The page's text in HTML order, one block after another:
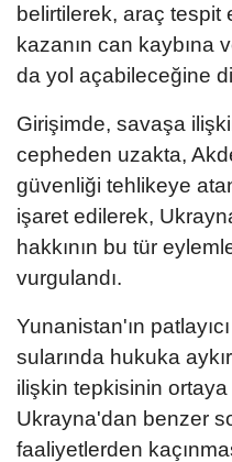
belirtilerek, araç tespit
kazanın can kaybına
da yol açabileceğine
Girişimde, savaşa
cepheden uzakta,
güvenliği tehlikeye
işaret edilerek,
hakkının bu tür
vurgulandı.
Yunanistan'ın
sularında hukuka
ilişkin tepkisinin
Ukrayna'dan benzer
faaliyetlerden